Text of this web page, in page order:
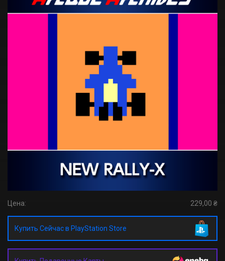
Цена: 229,00 ₴
Купить Сейчас в PlayStation Store